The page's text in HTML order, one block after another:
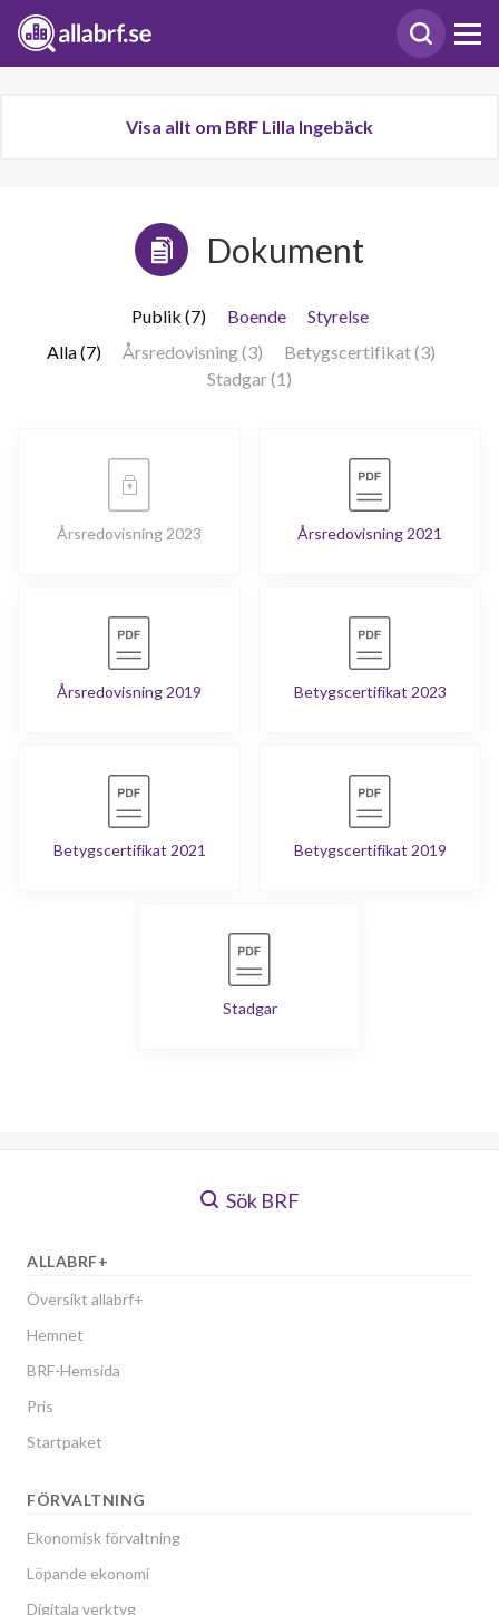
Visa allt om BRF Lilla Ingebäck
Dokument
Publik (7) Boende
Styrelse
Alla (7)
Årsredovisning (3)
Betygscertifikat (3)
Stadgar (1)
Årsredovisning 2023 Årsredovisning 2021
Årsredovisning 2019 Betygscertifikat 2023
Betygscertifikat 2021 Betygscertifikat 2019
Stadgar
Sök BRF
ALLABRF+
Översikt allabrf+
Hemnet
BRF-Hemsida
Pris
Startpaket
FÖRVALTNING
Ekonomisk förvaltning
Löpande ekonomi
Digitala verktyg